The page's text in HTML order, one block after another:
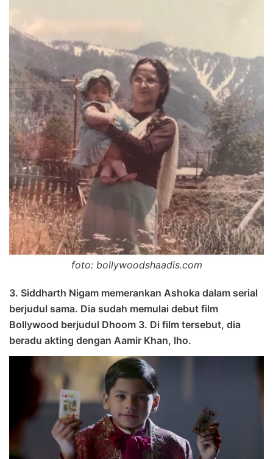
foto: bollywoodshaadis.com
3. Siddharth Nigam memerankan Ashoka dalam serial
berjudul sama. Dia sudah memulai debut film
Bollywood berjudul Dhoom 3. Di film tersebut, dia
beradu akting dengan Aamir Khan, lho.